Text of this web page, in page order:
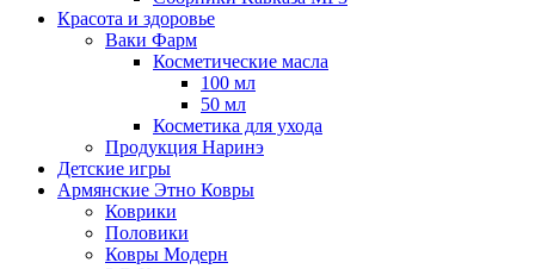
Красота и здоровье
Ваки Фарм
Косметические масла
100 мл
50 мл
Косметика для ухода
Продукция Наринэ
Детские игры
Армянские Этно Ковры
Коврики
Половики
Ковры Модерн